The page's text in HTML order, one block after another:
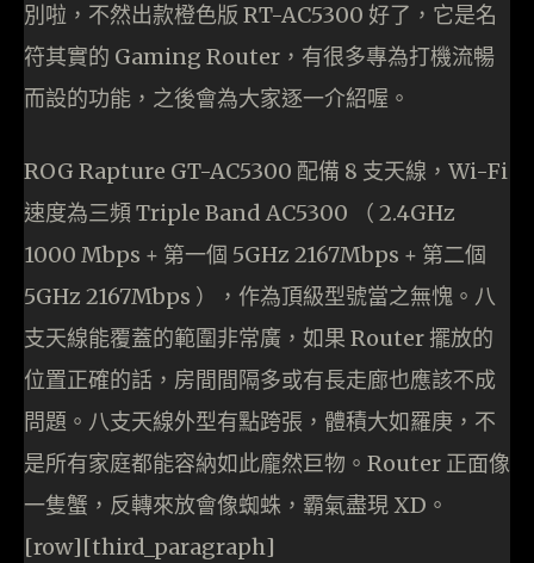
別啦，不然出款橙色版 RT-AC5300 好了，它是名
符其實的 Gaming Router，有很多專為打機流暢
而設的功能，之後會為大家逐一介紹喔。
ROG Rapture GT-AC5300 配備 8 支天線，Wi-Fi
速度為三頻 Triple Band AC5300 （ 2.4GHz
1000 Mbps + 第一個 5GHz 2167Mbps + 第二個
5GHz 2167Mbps ），作為頂級型號當之無愧。八
支天線能覆蓋的範圍非常廣，如果 Router 擺放的
位置正確的話，房間間隔多或有長走廊也應該不成
問題。八支天線外型有點跨張，體積大如羅庚，不
是所有家庭都能容納如此龐然巨物。Router 正面像
一隻蟹，反轉來放會像蜘蛛，霸氣盡現 XD。
[row][third_paragraph]